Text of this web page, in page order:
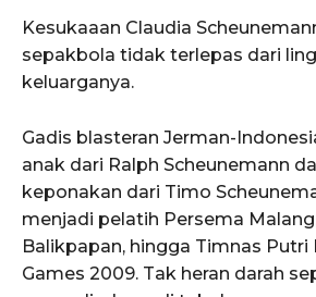
Kesukaaan Claudia
sepakbola tidak terlepas dari
keluarganya.
Gadis blasteran Jerman-
anak dari Ralph Scheunemann
keponakan dari Timo
menjadi pelatih Persema
Balikpapan, hingga Timnas Putri
Games 2009. Tak heran darah